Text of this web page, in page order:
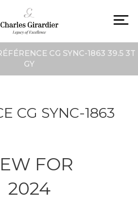
CG SYNC-1863 39.5 3T
GY
CG SYNC-1863
FOR
2024